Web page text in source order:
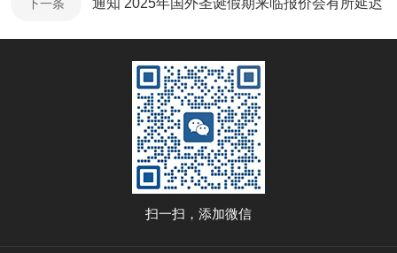
下一条 通知 2025年国外圣诞假期来临报价会有所延迟
扫一扫，添加微信